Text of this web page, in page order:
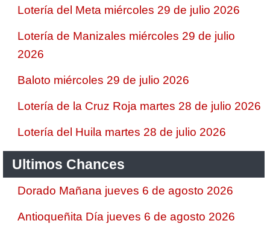
Lotería del Meta miércoles 29 de julio 2026
Lotería de Manizales miércoles 29 de julio
2026
Baloto miércoles 29 de julio 2026
Lotería de la Cruz Roja martes 28 de julio 2026
Lotería del Huila martes 28 de julio 2026
Ultimos Chances
Dorado Mañana jueves 6 de agosto 2026
Antioqueñita Día jueves 6 de agosto 2026